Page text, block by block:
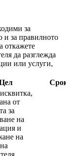
за
и за правилното
откажете
да разглежда
или услуги,
от
за
на
и
на